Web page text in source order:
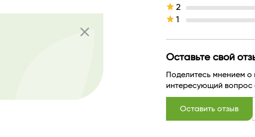
close
2
1
Оставьте свой
Поделитесь мнением о
интересующий вопрос
Оставить отзыв